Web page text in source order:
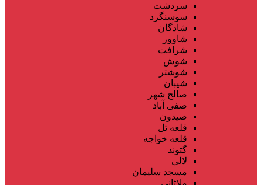
سردشت
سوسنگرد
شادگان
شاوور
شرافت
شوش
شوشتر
شیبان
صالح شهر
صفی آباد
صیدون
قلعه تل
قلعه خواجه
گتوند
لالی
مسجد سلیمان
ملاثانی